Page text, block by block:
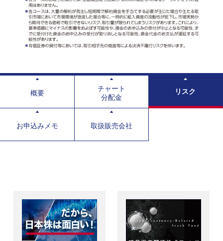
概要
チャート
分配金
リスク
お申込みメモ 取扱販売会社